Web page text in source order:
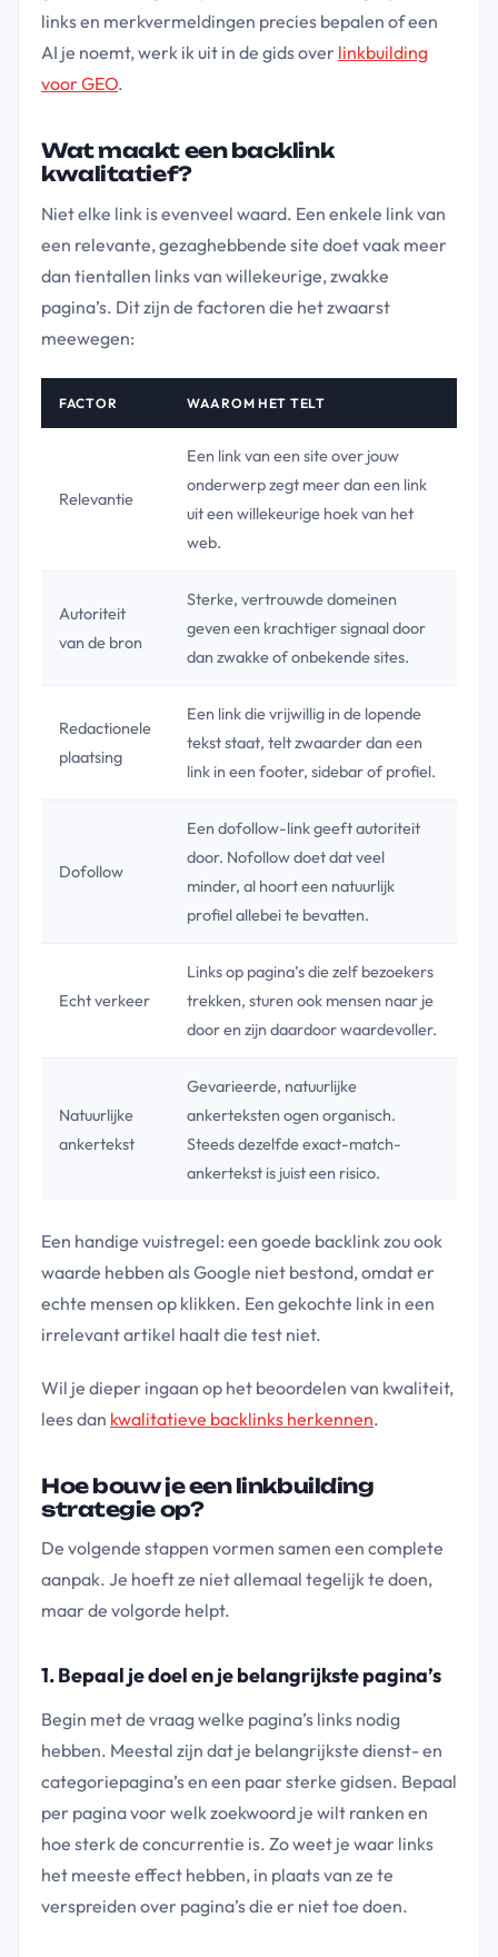
links en merkvermeldingen precies bepalen of een
AI je noemt, werk ik uit in de gids over linkbuilding
voor GEO.
Wat maakt een backlink
kwalitatief?
Niet elke link is evenveel waard. Een enkele link van
een relevante, gezaghebbende site doet vaak meer
dan tientallen links van willekeurige, zwakke
pagina’s. Dit zijn de factoren die het zwaarst
meewegen:
FACTOR WAAROM HET TELT
Relevantie
Een link van een site over jouw
onderwerp zegt meer dan een link
uit een willekeurige hoek van het
web.
Autoriteit
van de bron
Sterke, vertrouwde domeinen
geven een krachtiger signaal door
dan zwakke of onbekende sites.
Redactionele
plaatsing
Een link die vrijwillig in de lopende
tekst staat, telt zwaarder dan een
link in een footer, sidebar of profiel.
Dofollow
Een dofollow-link geeft autoriteit
door. Nofollow doet dat veel
minder, al hoort een natuurlijk
profiel allebei te bevatten.
Echt verkeer
Links op pagina’s die zelf bezoekers
trekken, sturen ook mensen naar je
door en zijn daardoor waardevoller.
Natuurlijke
ankertekst
Gevarieerde, natuurlijke
ankerteksten ogen organisch.
Steeds dezelfde exact-match-
ankertekst is juist een risico.
Een handige vuistregel: een goede backlink zou ook
waarde hebben als Google niet bestond, omdat er
echte mensen op klikken. Een gekochte link in een
irrelevant artikel haalt die test niet.
Wil je dieper ingaan op het beoordelen van kwaliteit,
lees dan kwalitatieve backlinks herkennen.
Hoe bouw je een linkbuilding
strategie op?
De volgende stappen vormen samen een complete
aanpak. Je hoeft ze niet allemaal tegelijk te doen,
maar de volgorde helpt.
1. Bepaal je doel en je belangrijkste pagina’s
Begin met de vraag welke pagina’s links nodig
hebben. Meestal zijn dat je belangrijkste dienst- en
categoriepagina’s en een paar sterke gidsen. Bepaal
per pagina voor welk zoekwoord je wilt ranken en
hoe sterk de concurrentie is. Zo weet je waar links
het meeste effect hebben, in plaats van ze te
verspreiden over pagina’s die er niet toe doen.